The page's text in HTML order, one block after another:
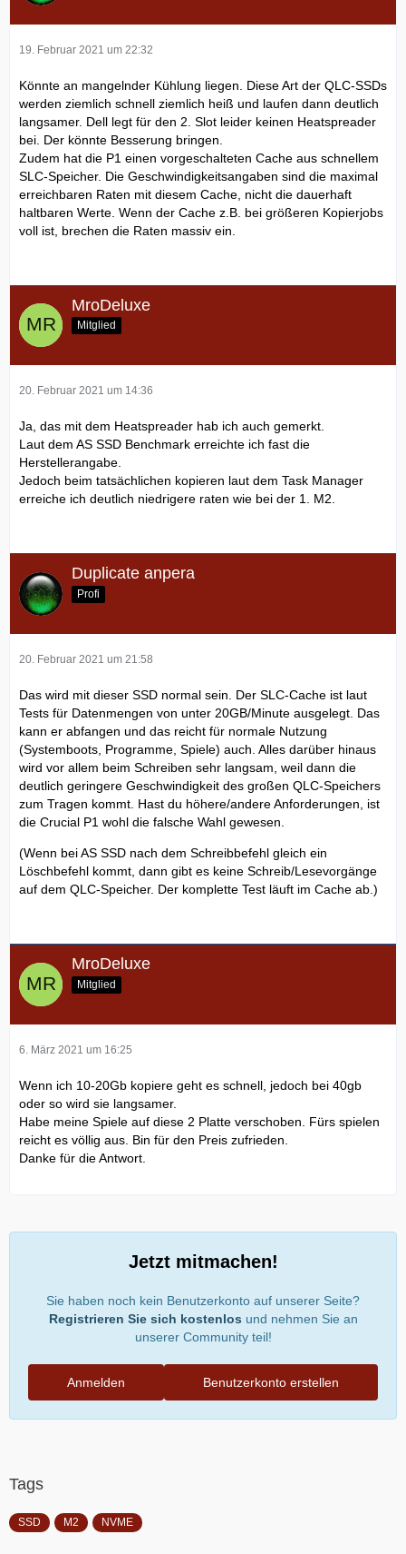
19. Februar 2021 um 22:32
Könnte an mangelnder Kühlung liegen. Diese Art der QLC-SSDs
werden ziemlich schnell ziemlich heiß und laufen dann deutlich
langsamer. Dell legt für den 2. Slot leider keinen Heatspreader
bei. Der könnte Besserung bringen.
Zudem hat die P1 einen vorgeschalteten Cache aus schnellem
SLC-Speicher. Die Geschwindigkeitsangaben sind die maximal
erreichbaren Raten mit diesem Cache, nicht die dauerhaft
haltbaren Werte. Wenn der Cache z.B. bei größeren Kopierjobs
voll ist, brechen die Raten massiv ein.
MroDeluxe
Mitglied
20. Februar 2021 um 14:36
Ja, das mit dem Heatspreader hab ich auch gemerkt.
Laut dem AS SSD Benchmark erreichte ich fast die
Herstellerangabe.
Jedoch beim tatsächlichen kopieren laut dem Task Manager
erreiche ich deutlich niedrigere raten wie bei der 1. M2.
Duplicate anpera
Profi
20. Februar 2021 um 21:58
Das wird mit dieser SSD normal sein. Der SLC-Cache ist laut
Tests für Datenmengen von unter 20GB/Minute ausgelegt. Das
kann er abfangen und das reicht für normale Nutzung
(Systemboots, Programme, Spiele) auch. Alles darüber hinaus
wird vor allem beim Schreiben sehr langsam, weil dann die
deutlich geringere Geschwindigkeit des großen QLC-Speichers
zum Tragen kommt. Hast du höhere/andere Anforderungen, ist
die Crucial P1 wohl die falsche Wahl gewesen.
(Wenn bei AS SSD nach dem Schreibbefehl gleich ein
Löschbefehl kommt, dann gibt es keine Schreib/Lesevorgänge
auf dem QLC-Speicher. Der komplette Test läuft im Cache ab.)
MroDeluxe
Mitglied
6. März 2021 um 16:25
Wenn ich 10-20Gb kopiere geht es schnell, jedoch bei 40gb
oder so wird sie langsamer.
Habe meine Spiele auf diese 2 Platte verschoben. Fürs spielen
reicht es völlig aus. Bin für den Preis zufrieden.
Danke für die Antwort.
Jetzt mitmachen!
Sie haben noch kein Benutzerkonto auf unserer Seite?
Registrieren Sie sich kostenlos und nehmen Sie an
unserer Community teil!
Benutzerkonto erstellen
Anmelden
Tags
SSD M2 NVME